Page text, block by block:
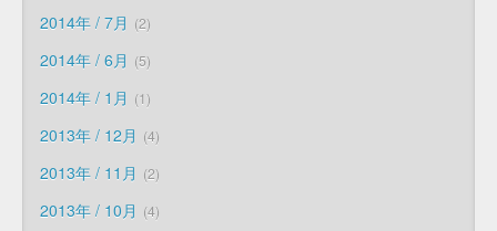
2014年 / 7月 2
2014年 / 6月 5
2014年 / 1月 1
2013年 / 12月 4
2013年 / 11月 2
2013年 / 10月 4